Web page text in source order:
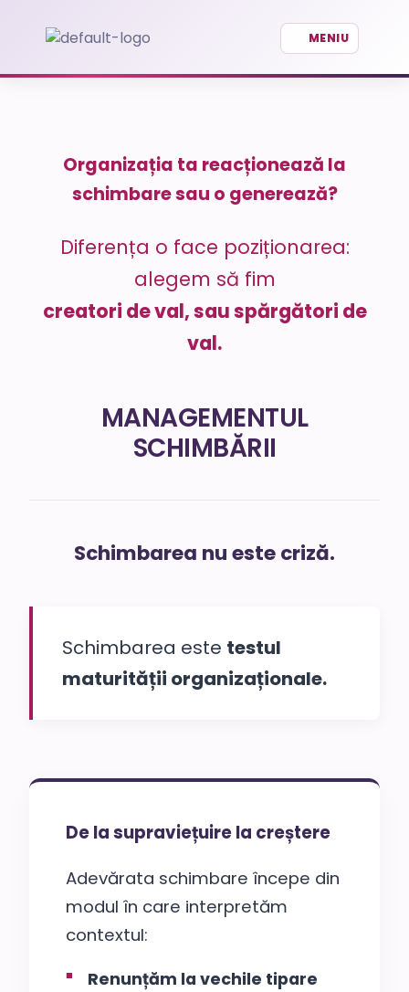
Organizația ta reacționează la
schimbare sau o generează?
Diferența o face poziționarea:
alegem să fim
creatori de val, sau spărgători de
val.
MANAGEMENTUL
SCHIMBĂRII
Schimbarea nu este criză.
Schimbarea este testul
maturității organizaționale.
De la supraviețuire la creștere
Adevărata schimbare începe din
modul în care interpretăm
contextul:
Renunțăm la vechile tipare